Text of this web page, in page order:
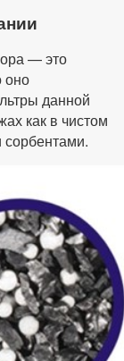
— это
оно
данной
как в чистом
сорбентами.